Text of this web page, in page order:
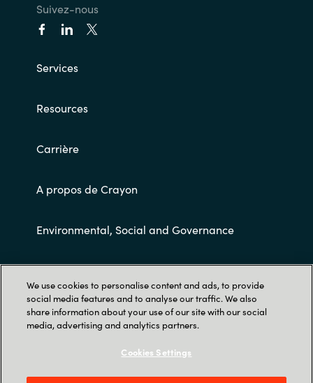
Suivez-nous
Services
Resources
Carrière
A propos de Crayon
Environmental, Social and Governance
Conditions Générales de Ventes
We use cookies to personalise content and ads, to provide
social media features and to analyse our traffic. We also
share information about your use of our site with our social
media, advertising and analytics partners.
Cookies Settings